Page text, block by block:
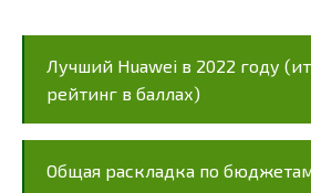
Лучший Huawei в 2022 году
рейтинг в баллах)
Общая раскладка по